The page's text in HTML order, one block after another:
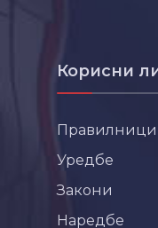
Корисни
Правилници
Уредбе
Закони
Наредбе